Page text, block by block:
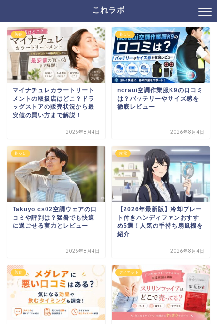
これラボ
美容
マイナチュレカラートリート
メントの取扱店はどこ？ドラ
ッグストアの販売状況から最
安値の買い方まで解説！
2026年8月4日
暮らし
noraui空調作業服K9の口コミ
は？バッテリーやサイズ感を
徹底レビュー
2026年8月4日
暮らし
Takuyo cs02空調ウェアの口
コミや評判は？猛暑でも快適
に過ごせる実力とレビュー
2026年8月4日
家電
【2026年最新版】冷却プレー
ト付きハンディファンおすす
め5選！人気の手持ち扇風機を
紹介
2026年8月4日
美容 ダイエット